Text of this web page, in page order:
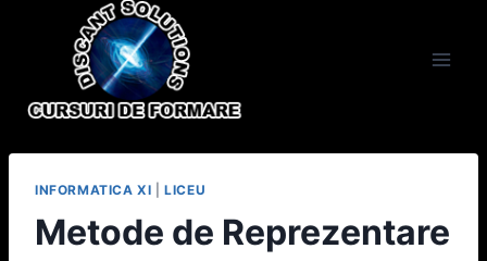
INFORMATICA XI |LICEU
Metode de Reprezentare